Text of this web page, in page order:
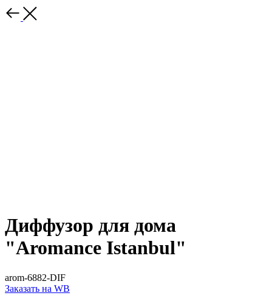
Диффузор для дома
"Aromance Istanbul"
arom-6882-DIF
Заказать на WB